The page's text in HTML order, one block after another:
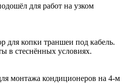
для работ на узком
для копки траншеи под кабель.
в стеснённых условиях.
монтажа кондиционеров на 4-м